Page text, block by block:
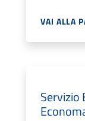
VAI ALLA
Servizio